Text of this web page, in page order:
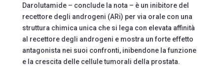
Darolutamide – conclude la nota – è un inibitore del
recettore degli androgeni (ARi) per via orale con una
struttura chimica unica che si lega con elevata affinità
al recettore degli androgeni e mostra un forte effetto
antagonista nei suoi confronti, inibendone la funzione
e la crescita delle cellule tumorali della prostata.